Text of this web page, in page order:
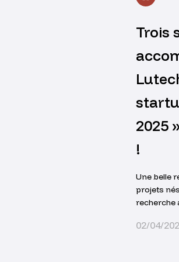
Trois
2025
!
Une belle
projets
recherche
02/04/